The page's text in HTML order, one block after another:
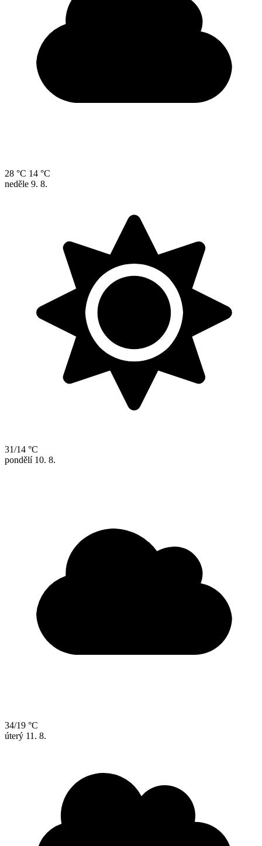
28 °C 14 °C
neděle 9. 8.
31/14 °C
pondělí 10. 8.
34/19 °C
úterý 11. 8.